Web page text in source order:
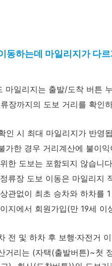
동하는데 마일리지가 다
마일리지는 출발/도착 버튼
장까지의 도보 거리를 확인
인 시 최대 마일리지가 반영
가한 경우 거리계산에 불이
한 도보는 포함되지 않습니
류장 도보 이동은 마일리지
관없이 최초 승차와 하차를
지에서 회원가입(만 19세
전 및 하차 후 보행·자전거
거리는 (자택(출발버튼)~첫